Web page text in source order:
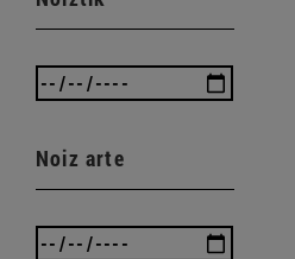
Noiz arte